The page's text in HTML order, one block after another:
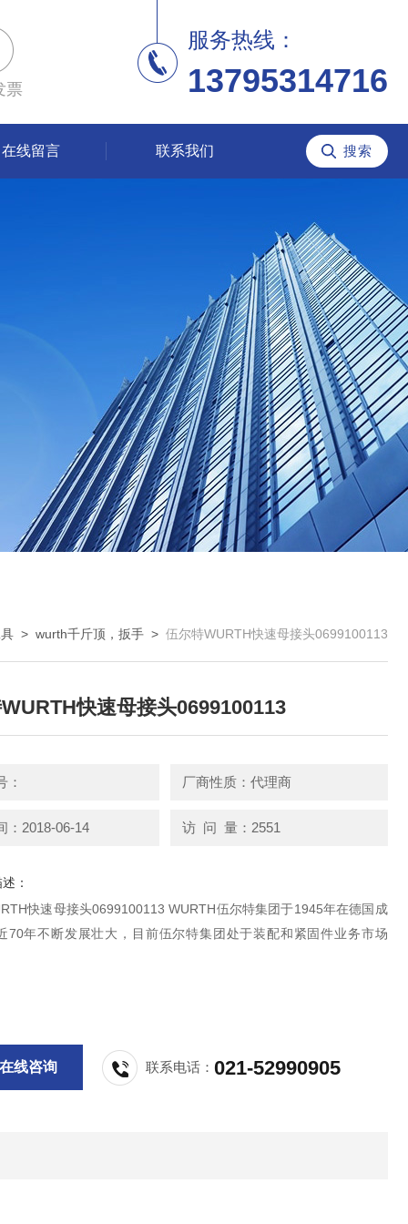
票
服务热线：
13795314716
在线留言 联系我们
> wurth千斤顶，扳手 > 伍尔特WURTH快速母接头0699100113
快速母接头0699100113
： 厂商性质：代理商
：2018-06-14 访 问 量：2551
：
快速母接头0699100113 WURTH伍尔特集团于1945年在德国成
70年不断发展壮大，目前伍尔特集团处于装配和紧固件业务市场
在线咨询 联系电话：021-52990905